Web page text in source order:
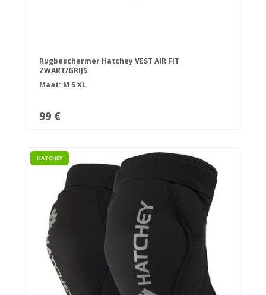
Rugbeschermer Hatchey VEST AIR FIT
ZWART/GRIJS
Maat: M SXL
99 €
HATCHEY